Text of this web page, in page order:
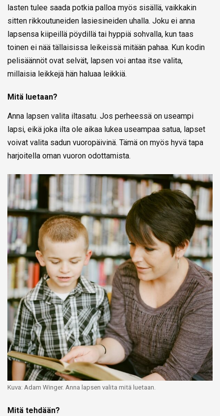
lasten tulee saada potkia palloa myös sisällä, vaikkakin
sitten rikkoutuneiden lasiesineiden uhalla. Joku ei anna
lapsensa kiipeillä pöydillä tai hyppiä sohvalla, kun taas
toinen ei nää tällaisissa leikeissä mitään pahaa. Kun kodin
pelisäännöt ovat selvät, lapsen voi antaa itse valita,
millaisia leikkejä hän haluaa leikkiä.
Mitä luetaan?
Anna lapsen valita iltasatu. Jos perheessä on useampi
lapsi, eikä joka ilta ole aikaa lukea useampaa satua, lapset
voivat valita sadun vuoropäivinä. Tämä on myös hyvä tapa
harjoitella oman vuoron odottamista.
Kuva: Adam Winger. Anna lapsen valita mitä luetaan.
Mitä tehdään?